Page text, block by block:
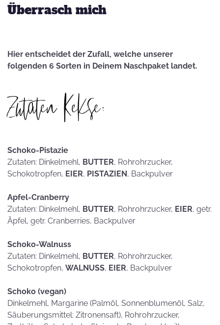
Überrasch mich
Hier entscheidet der Zufall, welche unserer
folgenden 6 Sorten in Deinem Naschpaket landet.
Zutaten Kekse:
Schoko-Pistazie
Zutaten: Dinkelmehl, BUTTER, Rohrohrzucker,
Schokotropfen, EIER, PISTAZIEN, Backpulver
Apfel-Cranberry
Zutaten: Dinkelmehl, BUTTER, Rohrohrzucker, EIER, getr.
Äpfel, getr. Cranberries, Backpulver
Schoko-Walnuss
Zutaten: Dinkelmehl, BUTTER, Rohrohrzucker,
Schokotropfen, WALNUSS, EIER, Backpulver
Schoko (vegan)
Dinkelmehl, Margarine (Palmöl, Sonnenblumenöl, Salz,
Säuberungsmittel: Zitronensaft), Rohrohrzucker,